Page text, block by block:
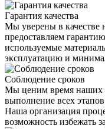
Гарантия качества
Мы уверены в качестве
предоставляем
используемые
эксплуатацию и
Соблюдение сроков
Мы ценим время наших
выполнение всех
Наша организация
возможность избежать